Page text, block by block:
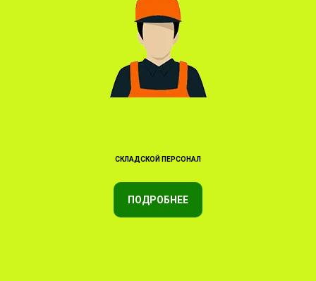
СКЛАДСКОЙ ПЕРСОНАЛ
ПОДРОБНЕЕ